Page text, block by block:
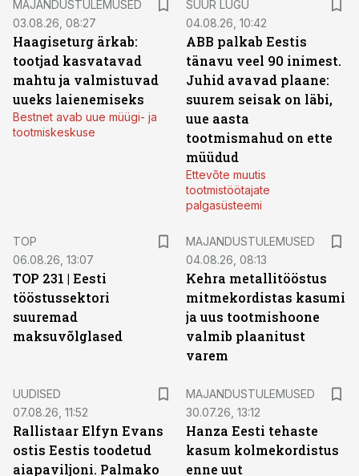
MAJANDUSTULEMUSED
03.08.26, 08:27
Haagiseturg ärkab:
tootjad kasvatavad
mahtu ja valmistuvad
uueks laienemiseks
Bestnet avab uue müügi- ja
tootmiskeskuse
SUUR LUGU
04.08.26, 10:42
ABB palkab Eestis
tänavu veel 90 inimest.
Juhid avavad plaane:
suurem seisak on läbi,
uue aasta
tootmismahud on ette
müüdud
Ettevõte muutis
tootmistöötajate
palgasüsteemi
TOP
06.08.26, 13:07
TOP 231 | Eesti
tööstussektori
suuremad
maksuvõlglased
MAJANDUSTULEMUSED
04.08.26, 08:13
Kehra metallitööstus
mitmekordistas kasumi
ja uus tootmishoone
valmib plaanitust
varem
UUDISED
07.08.26, 11:52
Rallistaar Elfyn Evans
ostis Eestis toodetud
aiapaviljoni. Palmako
MAJANDUSTULEMUSED
30.07.26, 13:12
Hanza Eesti tehaste
kasum kolmekordistus
enne uut